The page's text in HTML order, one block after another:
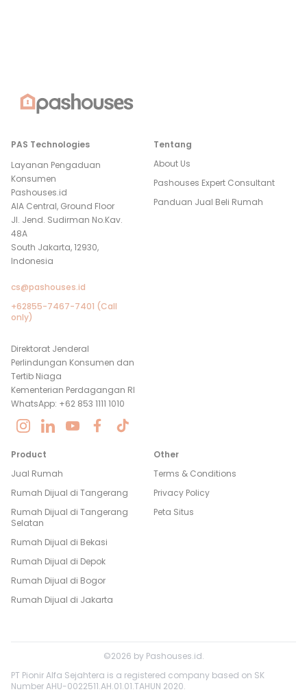
PAS Technologies
Layanan Pengaduan
Konsumen
Pashouses.id
AIA Central, Ground Floor
Jl. Jend. Sudirman No.Kav.
48A
South Jakarta, 12930,
Indonesia
cs@pashouses.id
+62855-7467-7401 (Call
only)
Direktorat Jenderal
Perlindungan Konsumen dan
Tertib Niaga
Kementerian Perdagangan RI
WhatsApp: +62 853 1111 1010
Tentang
About Us
Pashouses Expert Consultant
Panduan Jual Beli Rumah
Product
Jual Rumah
Rumah Dijual di Tangerang
Rumah Dijual di Tangerang
Selatan
Rumah Dijual di Bekasi
Rumah Dijual di Depok
Rumah Dijual di Bogor
Rumah Dijual di Jakarta
Other
Terms & Conditions
Privacy Policy
Peta Situs
©2026 by Pashouses.id.
PT Pionir Alfa Sejahtera is a registered company based on SK
Number AHU-0022511.AH.01.01.TAHUN 2020.